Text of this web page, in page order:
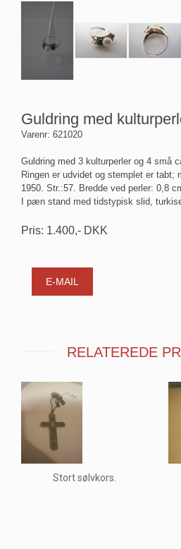
Guldring med
Varenr: 621020
Guldring med 3 kulturperler og 4 små
Ringen er udvidet og stemplet er tabt;
1950. Str.:57. Bredde ved perler: 0,8
I pæn stand med tidstypisk slid,
Pris: 1.400,- DKK
E-MAIL
RELATEREDE
Stort sølvkors.